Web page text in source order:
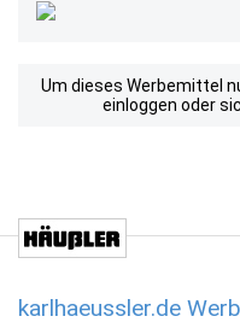
Um dieses Werbemittel
einloggen oder
karlhaeussler.de